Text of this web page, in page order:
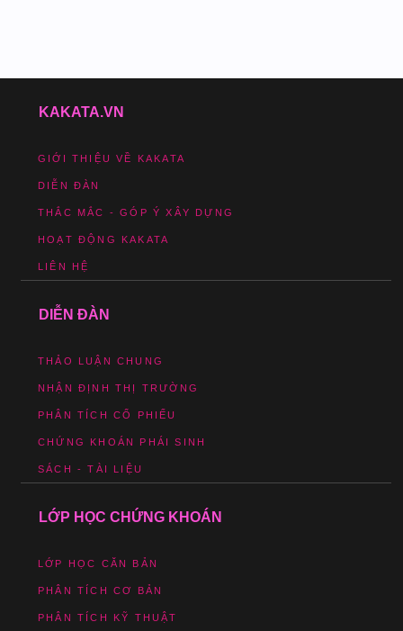
KAKATA.VN
GIỚI THIỆU VỀ KAKATA
DIỄN ĐÀN
THẮC MẮC - GÓP Ý XÂY DỰNG
HOẠT ĐỘNG KAKATA
LIÊN HỆ
DIỄN ĐÀN
THẢO LUẬN CHUNG
NHẬN ĐỊNH THỊ TRƯỜNG
PHÂN TÍCH CỔ PHIẾU
CHỨNG KHOÁN PHÁI SINH
SÁCH - TÀI LIỆU
LỚP HỌC CHỨNG KHOÁN
LỚP HỌC CĂN BẢN
PHÂN TÍCH CƠ BẢN
PHÂN TÍCH KỸ THUẬT